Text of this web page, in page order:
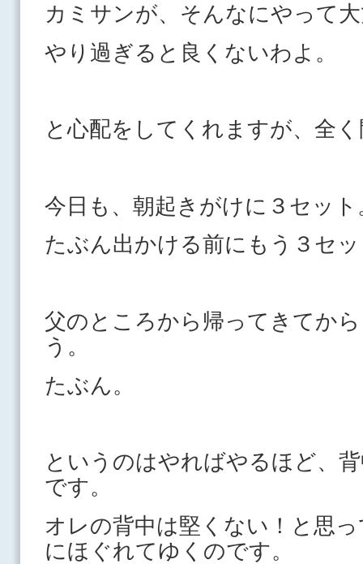
カミサンが、そんなにやって
やり過ぎると良くないわよ。
と心配をしてくれますが、全
今日も、朝起きがけに３セット
たぶん出かける前にもう３セ
父のところから帰ってきてか
う。
たぶん。
というのはやればやるほど、
です。
オレの背中は堅くない！と思
にほぐれてゆくのです。